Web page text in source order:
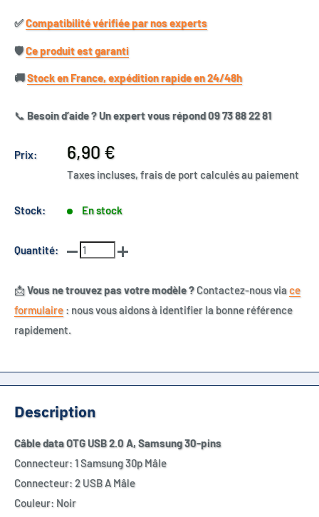
✅​Compatibilité vérifiée par nos experts
🛡️​Ce produit est garanti
🚚​Stock en France, expédition rapide en 24/48h
📞 Besoin d’aide ? Un expert vous répond 09 73 88 22 81
Prix:
Prix
réduit
6,90 €
Taxes incluses, frais de port calculés au paiement
Stock: En stock
Quantité:
📩Vous ne trouvez pas votre modèle ?Contactez-nous viace
formulaire : nous vous aidons à identifier la bonne référence
rapidement.
Description
Câble data OTG USB 2.0 A, Samsung 30-pins
Connecteur: 1 Samsung 30p Mâle
Connecteur: 2 USB A Mâle
Couleur: Noir